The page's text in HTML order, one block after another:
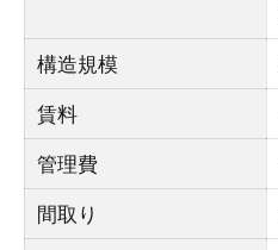
構造規模
賃料
管理費
間取り